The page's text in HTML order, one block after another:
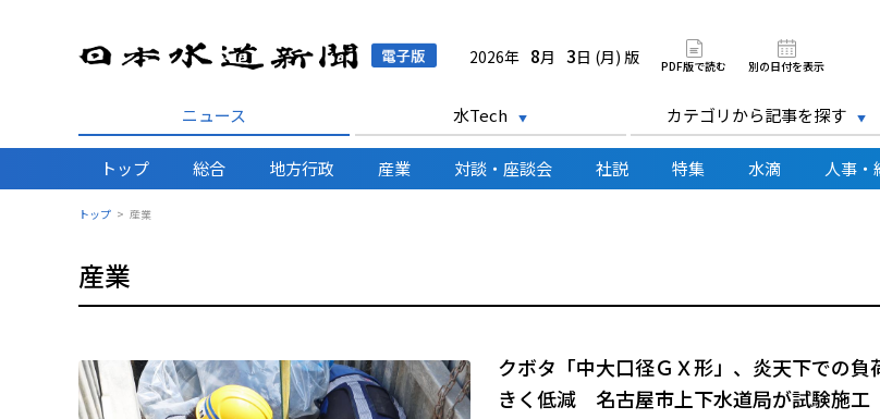
日本水道新聞 電子版
2026年 8月 3日 (月) 版 PDF版で読む 別の日付を表示
ニュース 水Tech カテゴリから記事を探す
トップ 総合 地方行政 産業 対談・座談会 社説 特集 水滴 人事・
トップ 産業
産業
クボタ「中大口径ＧＸ形」、炎天下での負
きく低減 名古屋市上下水道局が試験施工